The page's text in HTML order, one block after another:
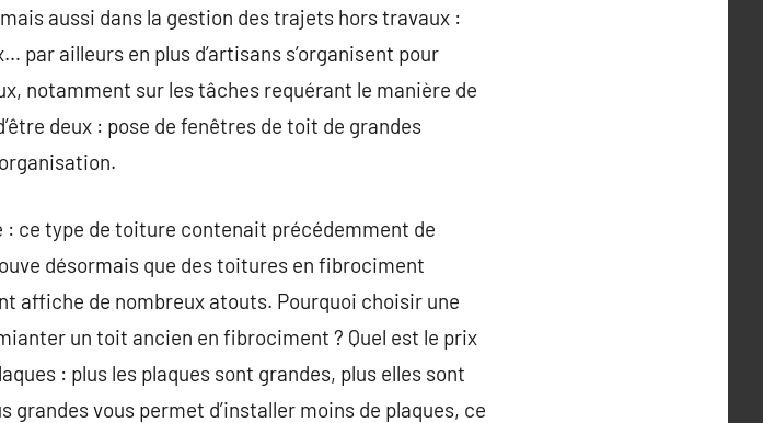
aussi dans la gestion des trajets hors travaux :
ailleurs en plus d’artisans s’organisent pour
notamment sur les tâches requérant le manière de
deux : pose de fenêtres de toit de grandes
ce type de toiture contenait précédemment de
désormais que des toitures en fibrociment
affiche de nombreux atouts. Pourquoi choisir une
un toit ancien en fibrociment ? Quel est le prix
: plus les plaques sont grandes, plus elles sont
grandes vous permet d’installer moins de plaques, ce